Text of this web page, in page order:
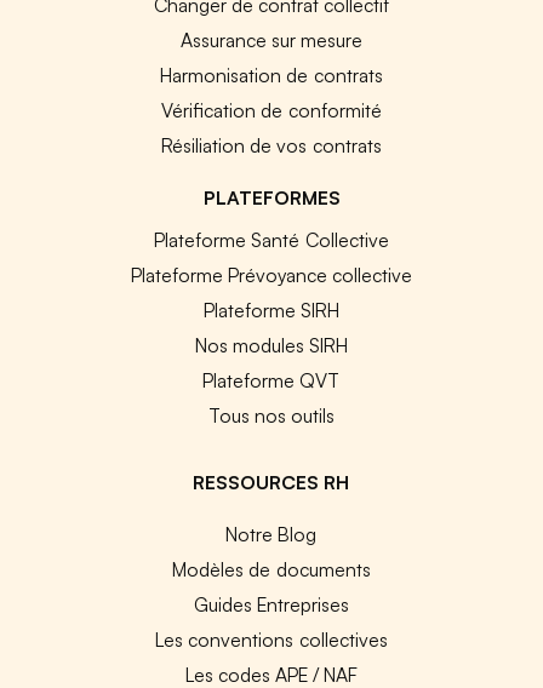
Assurance sur mesure
Harmonisation de contrats
Vérification de conformité
Résiliation de vos contrats
PLATEFORMES
Plateforme Santé Collective
Plateforme Prévoyance collective
Plateforme SIRH
Nos modules SIRH
Plateforme QVT
Tous nos outils
RESSOURCES RH
Notre Blog
Modèles de documents
Guides Entreprises
Les conventions collectives
Les codes APE / NAF